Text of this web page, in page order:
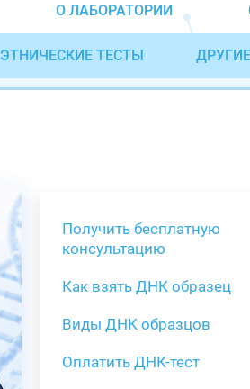
О ЛАБОРАТОРИИ
ЭТНИЧЕСКИЕ ТЕСТЫ
Получить бесплатную
консультацию
Как взять ДНК образец
Виды ДНК образцов
Оплатить ДНК-тест